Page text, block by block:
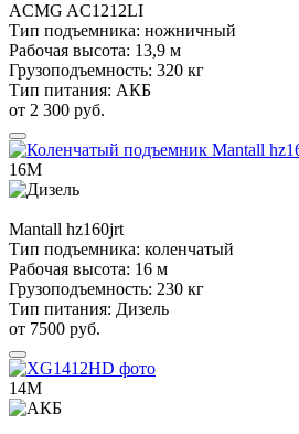
ACMG AC1212LI
Тип подъемника: ножничный
Рабочая высота: 13,9 м
Грузоподъемность: 320 кг
Тип питания: АКБ
от 2 300 руб.
16М
Mantall hz160jrt
Тип подъемника: коленчатый
Рабочая высота: 16 м
Грузоподъемность: 230 кг
Тип питания: Дизель
от 7500 руб.
14М